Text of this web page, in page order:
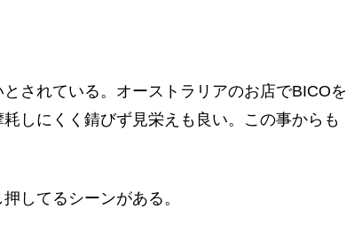
されている。オーストラリアのお店でBICOを
しにくく錆びず見栄えも良い。この事からも
してるシーンがある。